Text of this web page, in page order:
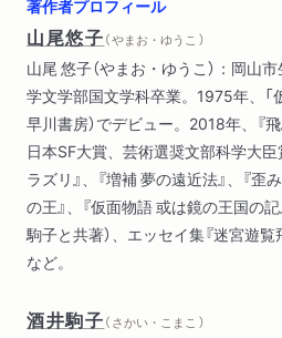
著作者プロフィール
山尾悠子（ やまお・ゆうこ ）
山尾 悠子（やまお・ゆうこ）：岡山
学文学部国文学科卒業。1975年、「仮
早川書房）でデビュー。2018年、『
日本SF大賞、芸術選奨文部科学大臣
ラズリ』、『増補 夢の遠近法』、『歪
の王』、『仮面物語 或は鏡の王国の記
駒子と共著）、エッセイ集『迷宮遊覧
など。
酒井駒子（ さかい・こまこ ）